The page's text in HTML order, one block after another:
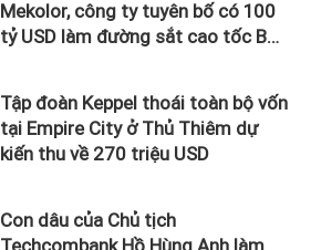
Mekolor, công ty tuyên bố có 100
tỷ USD làm đường sắt cao tốc Bắc
Tập đoàn Keppel thoái toàn bộ vốn
tại Empire City ở Thủ Thiêm dự
kiến thu về 270 triệu USD
Con dâu của Chủ tịch
Techcombank Hồ Hùng Anh làm